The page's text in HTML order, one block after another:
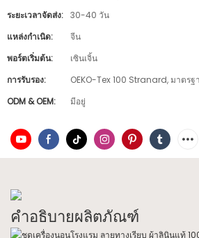
ระยะเวลาจัดส่ง: 30-40 วัน
แหล่งกำเนิด:
จีน
พอร์ตเริ่มต้น:
เซินเจิ้น
การรับรอง:
OEKO-Tex 100 Stranard, มาตร
ODM & OEM:
มีอยู่
คำอธิบายผลิตภัณฑ์